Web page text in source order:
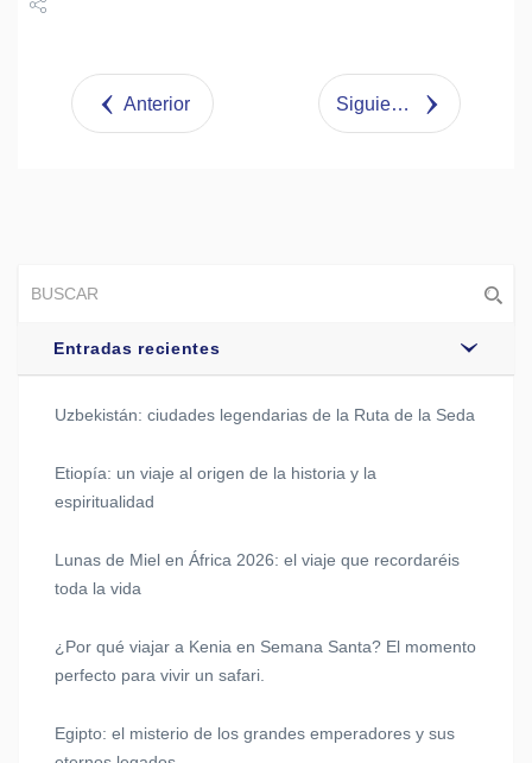
Tweet
Anterior Siguiente
Entradas recientes
Uzbekistán: ciudades legendarias de la Ruta de la Seda
Etiopía: un viaje al origen de la historia y la
espiritualidad
Lunas de Miel en África 2026: el viaje que recordaréis
toda la vida
¿Por qué viajar a Kenia en Semana Santa? El momento
perfecto para vivir un safari.
Egipto: el misterio de los grandes emperadores y sus